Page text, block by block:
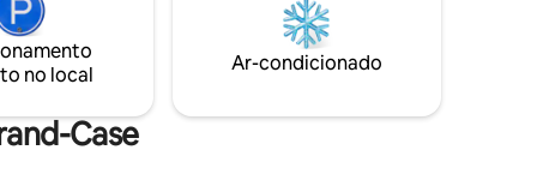
no local
Ar-condicionado
Case